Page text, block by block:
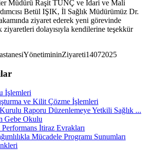
Müdürü Raşit TUNÇ ve İdari ve Mali
Betül IŞIK, İl Sağlık Müdürümüz Dr.
ziyaret ederek yeni görevinde
ziyaretleri dolayısıyla kendilerine teşekkür
İşlemleri
ve Kilit Çözme İşlemleri
Raporu Düzenlemeye Yetkili Sağlık ...
Gebe Okulu
İtiraz Evrakları
Mücadele Programı Sunumları